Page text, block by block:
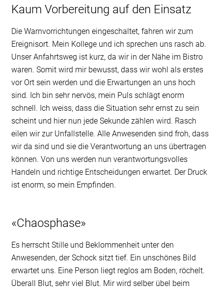
Kaum Vorbereitung auf den Einsatz
Die Warnvorrichtungen eingeschaltet, fahren wir zum
Ereignisort. Mein Kollege und ich sprechen uns rasch ab.
Unser Anfahrtsweg ist kurz, da wir in der Nähe im Bistro
waren. Somit wird mir bewusst, dass wir wohl als erstes
vor Ort sein werden und die Erwartungen an uns hoch
sind. Ich bin sehr nervös, mein Puls schlägt enorm
schnell. Ich weiss, dass die Situation sehr ernst zu sein
scheint und hier nun jede Sekunde zählen wird. Rasch
eilen wir zur Unfallstelle. Alle Anwesenden sind froh, dass
wir da sind und sie die Verantwortung an uns übertragen
können. Von uns werden nun verantwortungsvolles
Handeln und richtige Entscheidungen erwartet. Der Druck
ist enorm, so mein Empfinden.
«Chaosphase»
Es herrscht Stille und Beklommenheit unter den
Anwesenden, der Schock sitzt tief. Ein unschönes Bild
erwartet uns. Eine Person liegt reglos am Boden, röchelt.
Überall Blut, sehr viel Blut. Mir wird selber übel beim